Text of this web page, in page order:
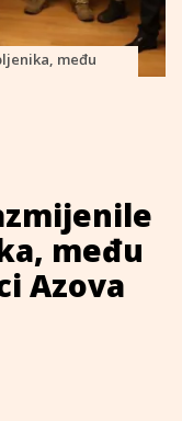
među
među
Azova